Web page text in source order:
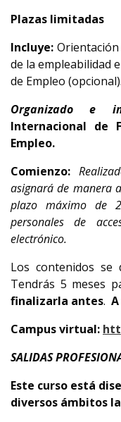
Plazas limitadas
Incluye:
de la empleabilidad
de Empleo (opcional).
Organizado e
Internacional de
Empleo.
Comienzo:
asignará de manera
plazo máximo de
personales de
electrónico.
Los contenidos se
Tendrás 5 meses
finalizarla antes.
Campus virtual:
SALIDAS
Este curso está
diversos ámbitos